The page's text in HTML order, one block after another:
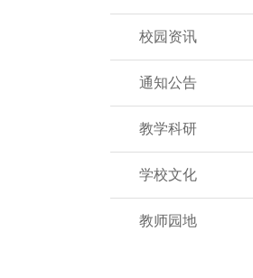
校园资讯
通知公告
教学科研
学校文化
教师园地